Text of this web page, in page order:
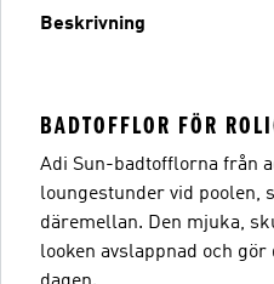
Beskrivning
BADTOFFLOR FÖR
Adi Sun-badtofflorna från
loungestunder vid poolen,
däremellan. Den mjuka,
looken avslappnad och